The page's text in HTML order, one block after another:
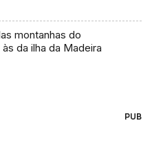
montanhas do
da ilha da Madeira
PUB